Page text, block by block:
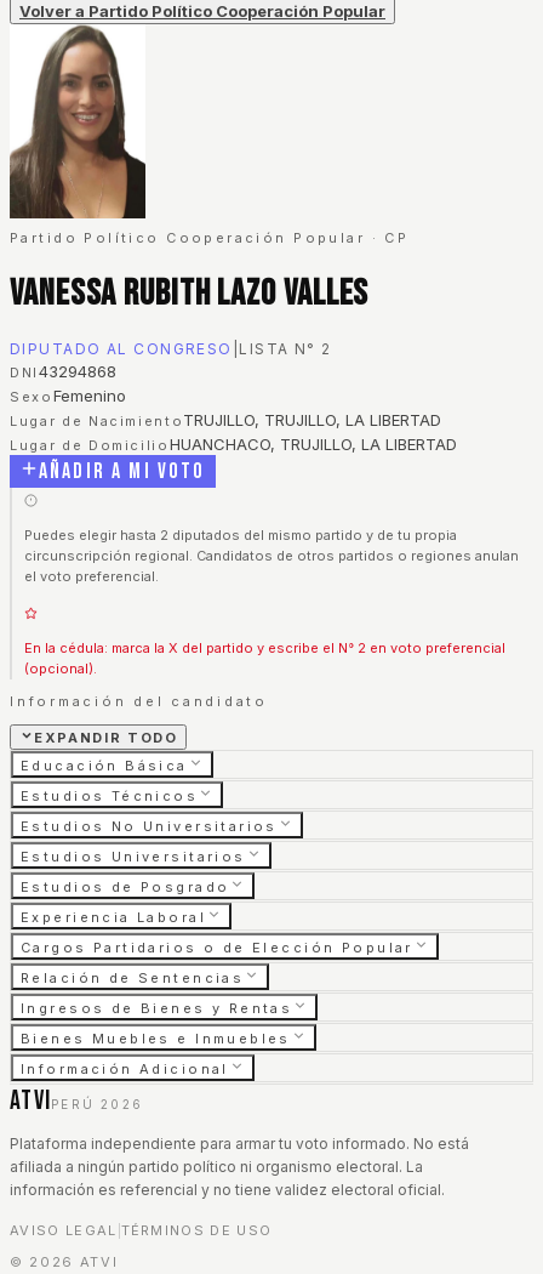
Volver a Partido Político Cooperación Popular
Partido Político Cooperación Popular · CP
Vanessa Rubith Lazo Valles
DIPUTADO AL CONGRESO LISTA N° 2
DNI 43294868
Sexo Femenino
Lugar de Nacimiento TRUJILLO, TRUJILLO, LA LIBERTAD
Lugar de Domicilio HUANCHACO, TRUJILLO, LA LIBERTAD
Añadir a mi voto
Puedes elegir hasta 2 diputados del mismo partido y de tu propia
circunscripción regional. Candidatos de otros partidos o regiones anulan
el voto preferencial.
En la cédula: marca la X del partido y escribe el N° 2 en voto preferencial
(opcional).
Información del candidato
EXPANDIR TODO
Educación Básica
Estudios Técnicos
Estudios No Universitarios
Estudios Universitarios
Estudios de Posgrado
Experiencia Laboral
Cargos Partidarios o de Elección Popular
Relación de Sentencias
Ingresos de Bienes y Rentas
Bienes Muebles e Inmuebles
Información Adicional
ATVI PERÚ 2026
Plataforma independiente para armar tu voto informado. No está
afiliada a ningún partido político ni organismo electoral. La
información es referencial y no tiene validez electoral oficial.
AVISO LEGAL TÉRMINOS DE USO
© 2026 ATVI